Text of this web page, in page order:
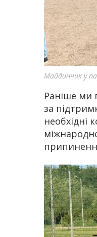
Майдинчик у
Раніше ми
за
необхідні